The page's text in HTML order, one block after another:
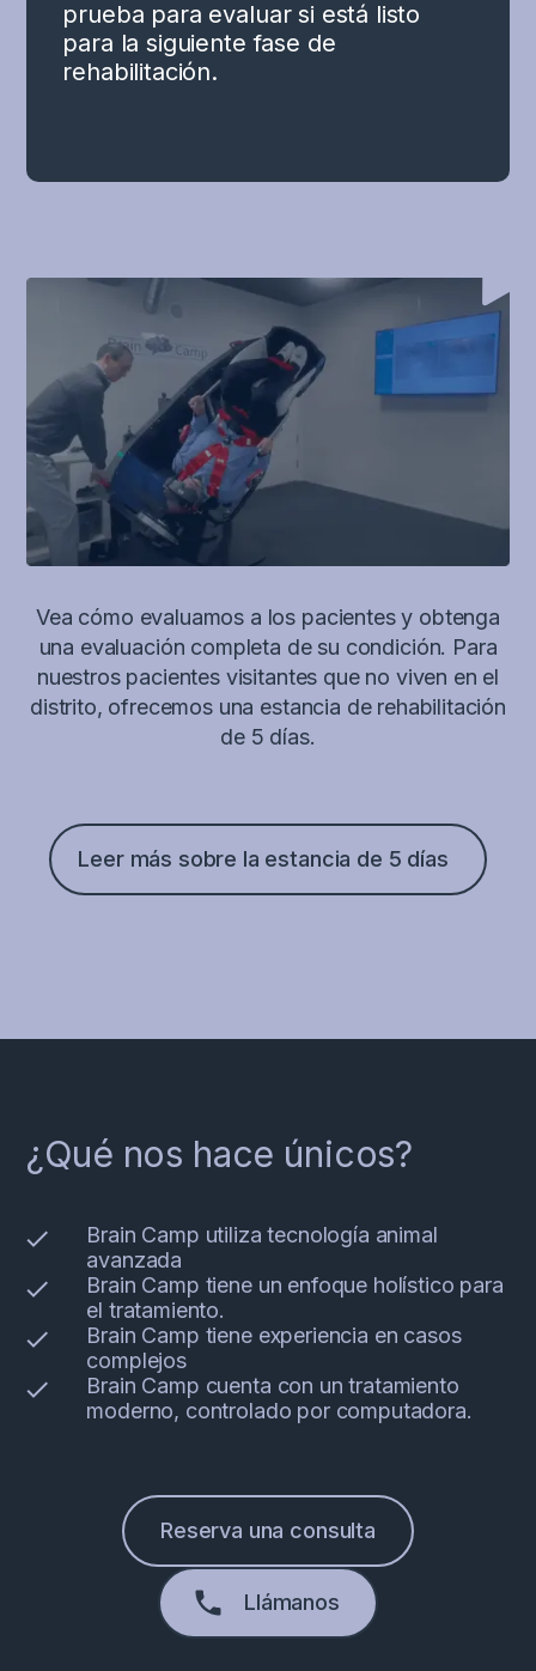
prueba para evaluar si está listo
para la siguiente fase de
rehabilitación.
Vea cómo evaluamos a los pacientes y obtenga
una evaluación completa de su condición. Para
nuestros pacientes visitantes que no viven en el
distrito, ofrecemos una estancia de rehabilitación
de 5 días.
Leer más sobre la estancia de 5 días
¿Qué nos hace únicos?
Brain Camp utiliza tecnología animal
avanzada
Brain Camp tiene un enfoque holístico para
el tratamiento.
Brain Camp tiene experiencia en casos
complejos
Brain Camp cuenta con un tratamiento
moderno, controlado por computadora.
Reserva una consulta
Llámanos